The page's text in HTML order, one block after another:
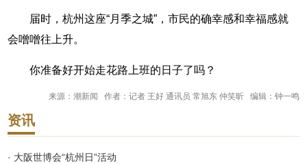
届时，杭州这座“月季之城”，市民的确幸感和幸福感就
会噌噌往上升。
你准备好开始走花路上班的日子了吗？
来源：潮新闻 作者：记者 王好 通讯员 常旭东 仲笑昕 编辑：钟一鸣
资讯
· 大阪世博会“杭州日”活动